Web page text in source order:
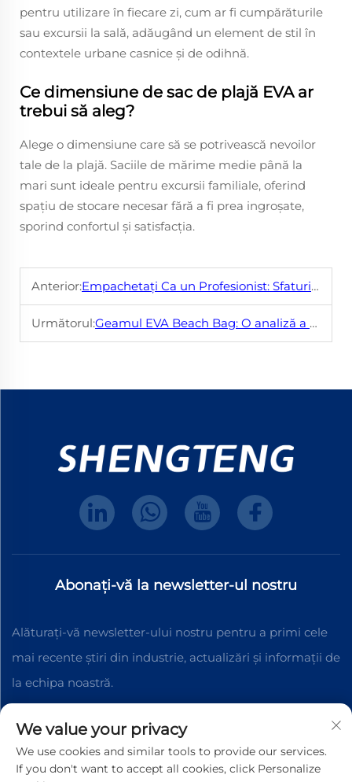
pentru utilizare în fiecare zi, cum ar fi cumpărăturile
sau excursii la sală, adăugând un element de stil în
contextele urbane casnice și de odihnă.
Ce dimensiune de sac de plajă EVA ar
trebui să aleg?
Alege o dimensiune care să se potrivească nevoilor
tale de la plajă. Saciile de mărime medie până la
mari sunt ideale pentru excursii familiale, oferind
spațiu de stocare necesar fără a fi prea ingroșate,
sporind confortul și satisfacția.
Anterior:Empachetați Ca un Profesionist: Sfaturi Pentru Alegerea Unei Săcii de Plajă EVA
Următorul:Geamul EVA Beach Bag: O analiză a stilului și funcționalității
Abonați-vă la newsletter-ul nostru
Alăturați-vă newsletter-ului nostru pentru a primi cele
mai recente știri din industrie, actualizări și informații de
la echipa noastră.
We value your privacy
We use cookies and similar tools to provide our services.
If you don't want to accept all cookies, click Personalize